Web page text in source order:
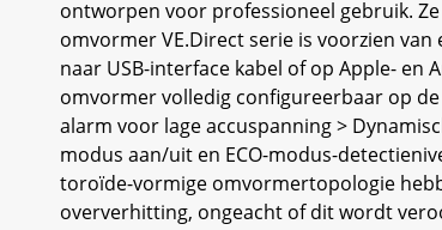
ontworpen voor professioneel gebruik.
omvormer VE.Direct serie is voorzien
naar USB-interface kabel of op Apple-
omvormer volledig configureerbaar op
alarm voor lage accuspanning >
modus aan/uit en ECO-modus-
toroïde-vormige omvormertopologie
oververhitting, ongeacht of dit wordt